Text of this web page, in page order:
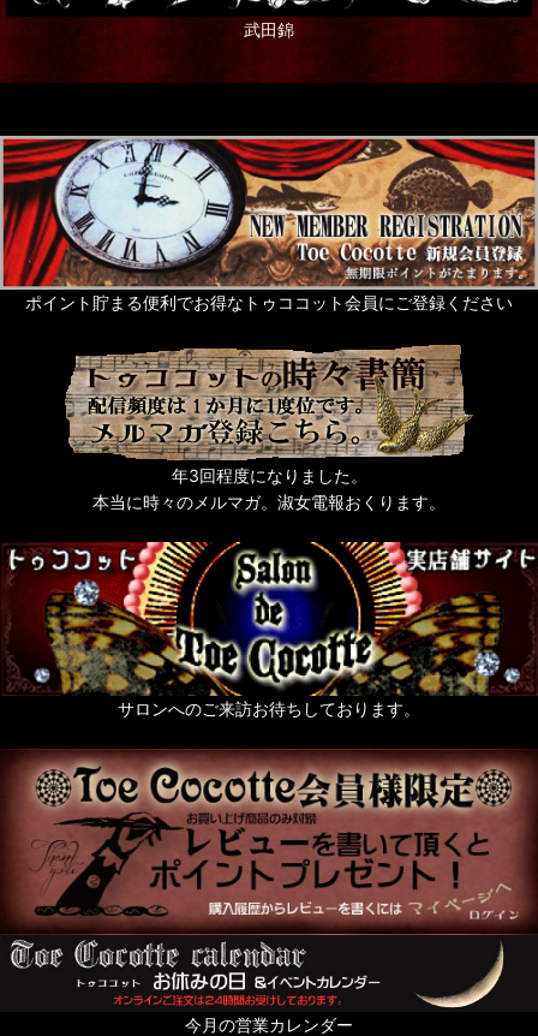
武田錦
ポイント貯まる便利でお得なトゥココット会員にご登録ください
年3回程度になりました。
本当に時々のメルマガ。淑女電報おくります。
サロンへのご来訪お待ちしております。
今月の営業カレンダー